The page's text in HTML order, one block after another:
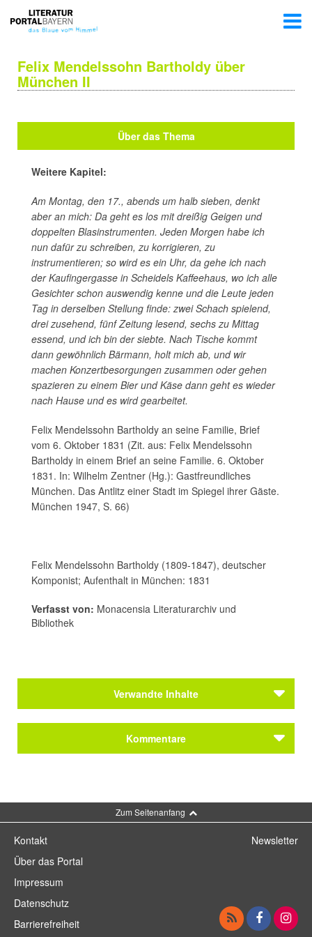
Felix Mendelssohn Bartholdy über
München II
Über das Thema
Weitere Kapitel:
Am Montag, den 17., abends um halb sieben, denkt
aber an mich: Da geht es los mit dreißig Geigen und
doppelten Blasinstrumenten. Jeden Morgen habe ich
nun dafür zu schreiben, zu korrigieren, zu
instrumentieren; so wird es ein Uhr, da gehe ich nach
der Kaufingergasse in Scheidels Kaffeehaus, wo ich alle
Gesichter schon auswendig kenne und die Leute jeden
Tag in derselben Stellung finde: zwei Schach spielend,
drei zusehend, fünf Zeitung lesend, sechs zu Mittag
essend, und ich bin der siebte. Nach Tische kommt
dann gewöhnlich Bärmann, holt mich ab, und wir
machen Konzertbesorgungen zusammen oder gehen
spazieren zu einem Bier und Käse dann geht es wieder
nach Hause und es wird gearbeitet.
Felix Mendelssohn Bartholdy an seine Familie, Brief
vom 6. Oktober 1831 (Zit. aus: Felix Mendelssohn
Bartholdy in einem Brief an seine Familie. 6. Oktober
1831. In: Wilhelm Zentner (Hg.): Gastfreundliches
München. Das Antlitz einer Stadt im Spiegel ihrer Gäste.
München 1947, S. 66)
Felix Mendelssohn Bartholdy (1809-1847), deutscher
Komponist; Aufenthalt in München: 1831
Verfasst von: Monacensia Literaturarchiv und
Bibliothek
Verwandte Inhalte
Felix Mendelssohn Bartholdy über München
Kommentare
Zum Seitenanfang
Kontakt
Über das Portal
Impressum
Datenschutz
Barrierefreiheit
Newsletter